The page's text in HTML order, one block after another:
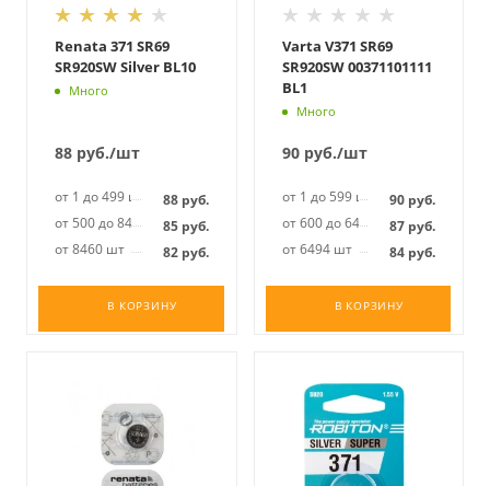
Renata 371 SR69
SR920SW Silver BL10
Много
88 руб./шт
от 1 до 499 шт 88руб.
от 500 до 8459 шт85руб.
от 8460 шт
82руб.
В КОРЗИНУ
Varta V371 SR69
SR920SW 00371101111
BL1
Много
90руб./шт
от 1 до 599 шт 90 руб.
от 600 до 6493 шт87 руб.
от 6494 шт
84 руб.
В КОРЗИНУ